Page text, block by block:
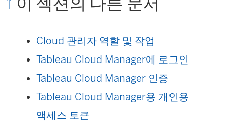
Cloud 관리자 역할 및 작업
Tableau Cloud Manager에 로그인
Tableau Cloud Manager 인증
Tableau Cloud Manager용 개인용
액세스 토큰